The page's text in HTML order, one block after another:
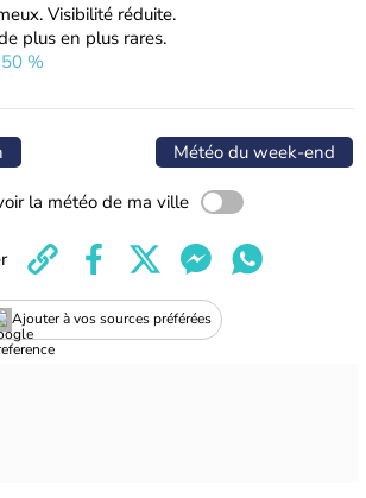
Visibilité réduite.
plus en plus rares.
50 %
Météo du week-end
la météo de ma ville
Ajouter à vos sources préférées